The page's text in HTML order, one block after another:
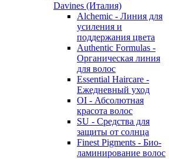
Davines (Италия)
Alchemic - Линия для
усиления и
поддержания цвета
Authentic Formulas -
Органическая линия
для волос
Essential Haircare -
Eжедневный уход
OI - Абсолютная
красота волос
SU - Средства для
защиты от солнца
Finest Pigments - Био-
ламинирование волос